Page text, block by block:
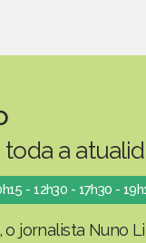
a
- 12h30 - 17h30 -
jornalista Nuno